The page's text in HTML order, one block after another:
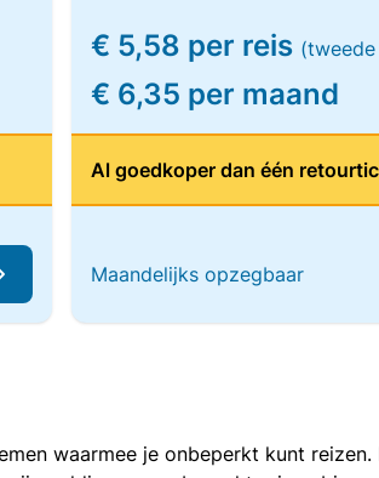
€ 5,58 per reis
€ 6,35 per maand
Al goedkoper dan één
Maandelijks opzegbaar
waarmee je onbeperkt kunt